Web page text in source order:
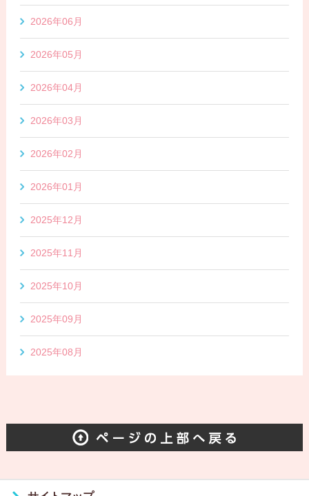
2026年06月
2026年05月
2026年04月
2026年03月
2026年02月
2026年01月
2025年12月
2025年11月
2025年10月
2025年09月
2025年08月